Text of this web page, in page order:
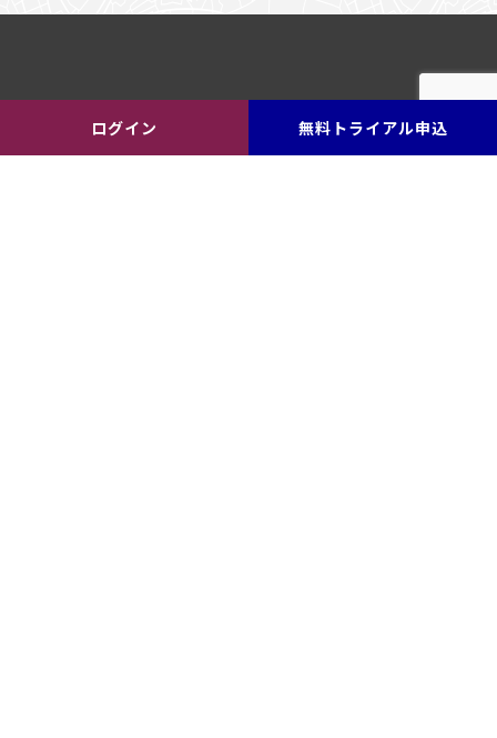
ログイン 無料トライアル申込